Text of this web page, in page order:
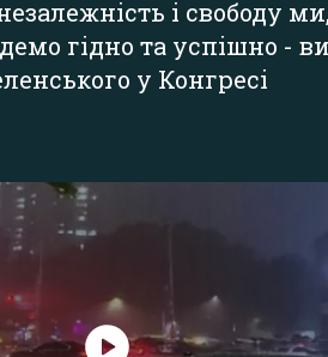
і свободу
гідно та успішно -
у Конгресі